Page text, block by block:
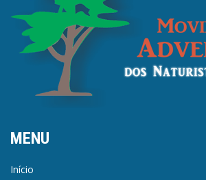
MENU
Início